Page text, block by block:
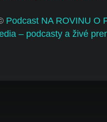
Podcast NA ROVINU O
– podcasty a živé